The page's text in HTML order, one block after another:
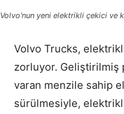
Volvo'nun yeni elektrikli çekici ve
Volvo Trucks, elektrikli
zorluyor. Geliştirilmiş
varan menzile sahip
sürülmesiyle,